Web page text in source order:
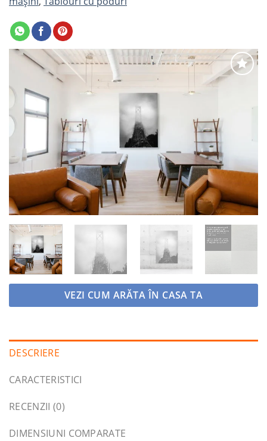
VEZI CUM ARĂTA ÎN CASA TA
DESCRIERE
CARACTERISTICI
RECENZII (0)
DIMENSIUNI COMPARATE